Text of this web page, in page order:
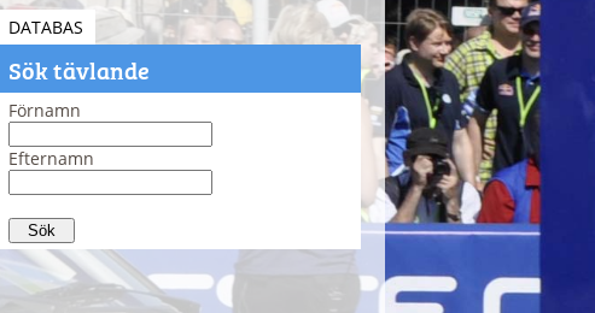
DATABAS
Sök tävlande
Förnamn
Efternamn